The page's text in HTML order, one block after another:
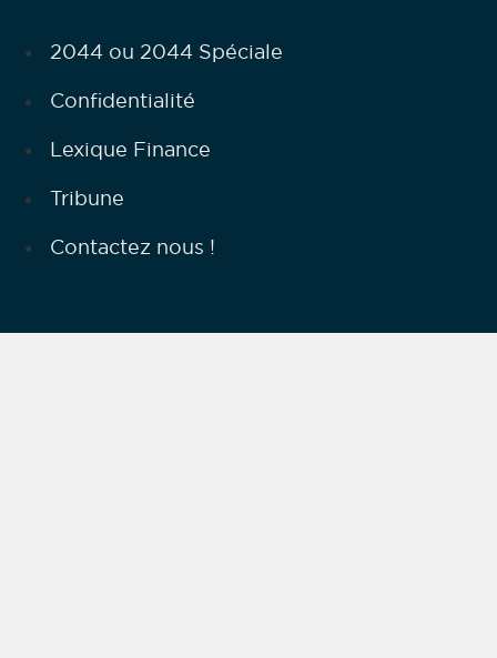
2044 ou 2044 Spéciale
Confidentialité
Lexique Finance
Tribune
Contactez nous !